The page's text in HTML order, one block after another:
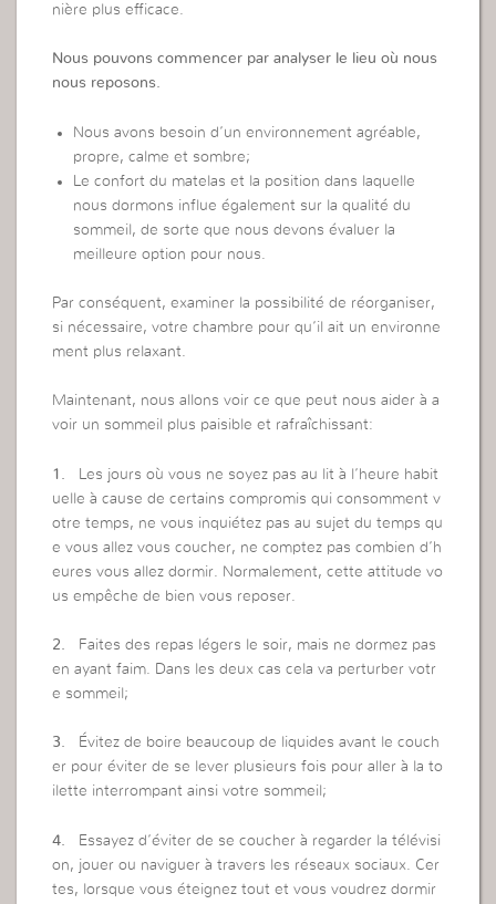
nière plus efficace.
Nous pouvons commencer par analyser le lieu où nous
nous reposons.
Nous avons besoin d’un environnement agréable,
propre, calme et sombre;
Le confort du matelas et la position dans laquelle
nous dormons influe également sur la qualité du
sommeil, de sorte que nous devons évaluer la
meilleure option pour nous.
Par conséquent, examiner la possibilité de réorganiser,
si nécessaire, votre chambre pour qu’il ait un environne
ment plus relaxant.
Maintenant, nous allons voir ce que peut nous aider à a
voir un sommeil plus paisible et rafraîchissant:
1.
Les jours où vous ne soyez pas au lit à l’heure habit
uelle à cause de certains compromis qui consomment v
otre temps, ne vous inquiétez pas au sujet du temps qu
e vous allez vous coucher, ne comptez pas combien d’h
eures vous allez dormir. Normalement, cette attitude vo
us empêche de bien vous reposer.
2. Faites des repas légers le soir, mais ne dormez pas
en ayant faim. Dans les deux cas cela va perturber votr
e sommeil;
3. Évitez de boire beaucoup de liquides avant le couch
er pour éviter de se lever plusieurs fois pour aller à la to
ilette interrompant ainsi votre sommeil;
4. Essayez d’éviter de se coucher à regarder la télévisi
on, jouer ou naviguer à travers les réseaux sociaux. Cer
tes, lorsque vous éteignez tout et vous voudrez dormir